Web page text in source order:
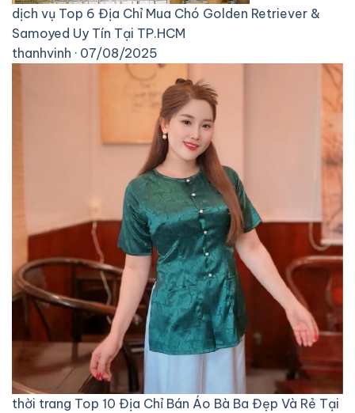
dịch vụ Top 6 Địa Chỉ Mua Chó Golden Retriever &
Samoyed Uy Tín Tại TP.HCM
thanhvinh · 07/08/2025
thời trang Top 10 Địa Chỉ Bán Áo Bà Ba Đẹp Và Rẻ Tại